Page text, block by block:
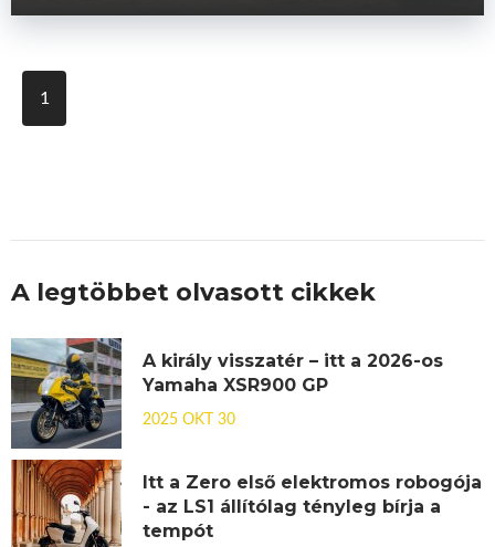
1
A legtöbbet olvasott cikkek
A király visszatér – itt a 2026-os
Yamaha XSR900 GP
2025 OKT 30
Itt a Zero első elektromos robogója
- az LS1 állítólag tényleg bírja a
tempót